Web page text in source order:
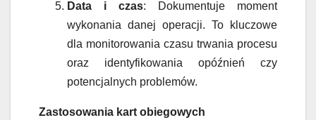
Data i czas: Dokumentuje moment
wykonania danej operacji. To kluczowe
dla monitorowania czasu trwania procesu
oraz identyfikowania opóźnień czy
potencjalnych problemów.
Zastosowania kart obiegowych